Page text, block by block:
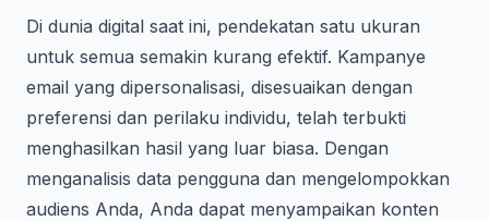
Di dunia digital saat ini, pendekatan satu ukuran
untuk semua semakin kurang efektif. Kampanye
email yang dipersonalisasi, disesuaikan dengan
preferensi dan perilaku individu, telah terbukti
menghasilkan hasil yang luar biasa. Dengan
menganalisis data pengguna dan mengelompokkan
audiens Anda, Anda dapat menyampaikan konten